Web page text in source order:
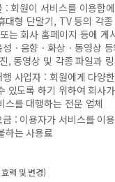
: 회원이 서비스를 이용함
대형 단말기, TV 등의 각
는 회사 홈페이지 등에 게
ㆍ음향ㆍ화상ㆍ동영상
, 동영상 및 각종 파일과
행 사업자 : 회원에게 다양
있도록 하기 위하여 회사
스를 대행하는 전문 업체
금 : 이용자가 서비스를 이
하는 사용료
력 및 변경)